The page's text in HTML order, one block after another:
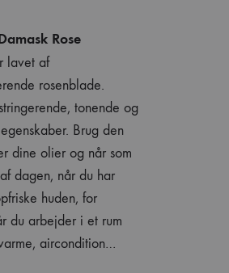
Rose
lavet af
rosenblade.
tonende og
Brug den
dine olier og når som
dagen, når du har
huden, for
du arbejder i et rum
aircondition…